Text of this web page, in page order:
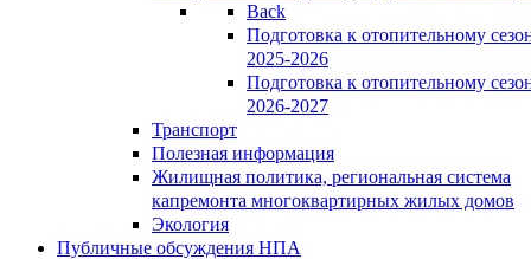
Back
Подготовка к отопительному
2025-2026
Подготовка к отопительному
2026-2027
Транспорт
Полезная информация
Жилищная политика, региональная система
капремонта многоквартирных жилых домов
Экология
Публичные обсуждения НПА